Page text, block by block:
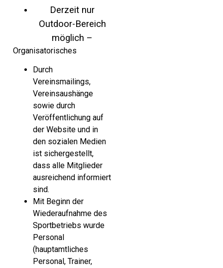
Derzeit nur
Outdoor-Bereich
möglich –
Organisatorisches
Durch
Vereinsmailings,
Vereinsaushänge
sowie durch
Veröffentlichung auf
der Website und in
den sozialen Medien
ist sichergestellt,
dass alle Mitglieder
ausreichend informiert
sind.
Mit Beginn der
Wiederaufnahme des
Sportbetriebs wurde
Personal
(hauptamtliches
Personal, Trainer,